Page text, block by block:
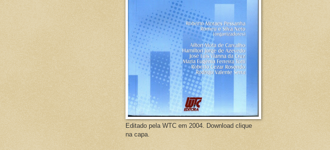
Editado pela WTC em 2004. Download clique
na capa.